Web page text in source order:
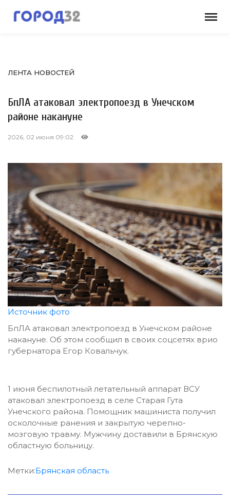
ЛЕНТА НОВОСТЕЙ
БпЛА атаковал электропоезд в Унечском
районе накануне
2026, 02 июня 09:02
Источник фото
БпЛА атаковал электропоезд в Унечском районе
накануне. Об этом сообщил в своих соцсетях врио
губернатора Егор Ковальчук.
1 июня беспилотный летательный аппарат ВСУ
атаковал электропоезд в селе Старая Гута
Унечского района. Помощник машиниста получил
осколочные ранения и закрытую черепно-
мозговую травму. Мужчину доставили в Брянскую
областную больницу.
Метки:Брянская область